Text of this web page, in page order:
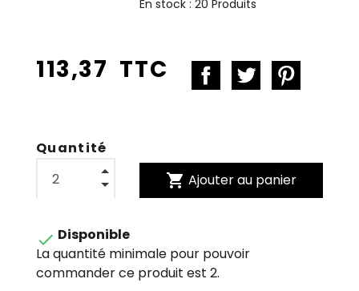
En stock :20 Produits
113,37 TTC
Quantité
shopping_cart Ajouter au panier
 Disponible
La quantité minimale pour pouvoir
commander ce produit est 2.